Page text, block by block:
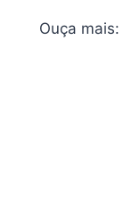
Ouça mais: